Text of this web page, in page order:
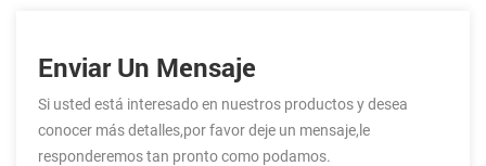
Enviar Un Mensaje
Si usted está interesado en nuestros productos y desea
conocer más detalles,por favor deje un mensaje,le
responderemos tan pronto como podamos.